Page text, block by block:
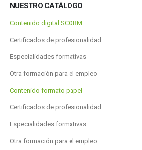
NUESTRO CATÁLOGO
Contenido digital SCORM
Certificados de profesionalidad
Especialidades formativas
Otra formación para el empleo
Contenido formato papel
Certificados de profesionalidad
Especialidades formativas
Otra formación para el empleo